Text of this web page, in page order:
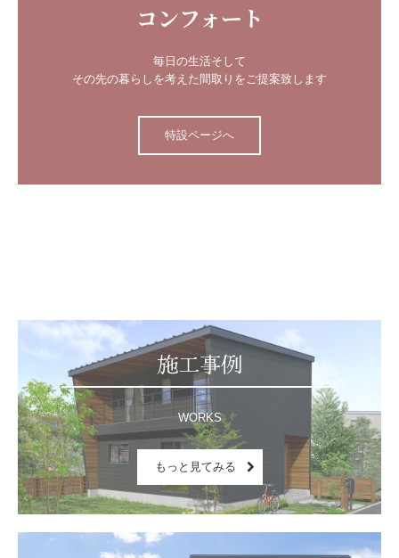
コンフォート
毎日の生活そして
その先の暮らしを考えた間取りをご提案致します
特設ページへ
施工事例
WORKS
もっと見てみる